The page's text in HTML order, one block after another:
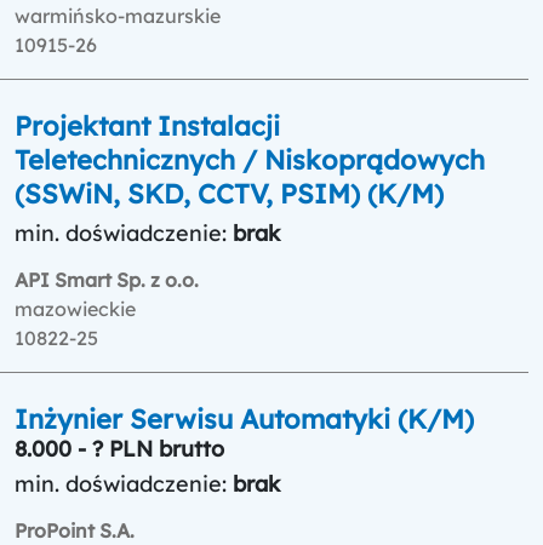
warmińsko-mazurskie
10915-26
Projektant Instalacji
Teletechnicznych / Niskoprądowych
(SSWiN, SKD, CCTV, PSIM) (K/M)
min. doświadczenie: brak
API Smart Sp. z o.o.
mazowieckie
10822-25
Inżynier Serwisu Automatyki (K/M)
8.000 - ? PLN brutto
min. doświadczenie: brak
ProPoint S.A.